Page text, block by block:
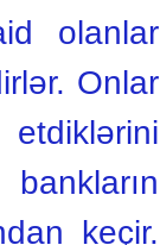
olanlar
Onlar
keçir.